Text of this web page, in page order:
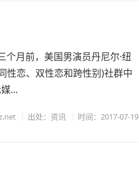
月前，美国男演员丹尼尔·纽
性恋、双性恋和跨性别)社群中
...
出处：资讯 时间：2017-07-19